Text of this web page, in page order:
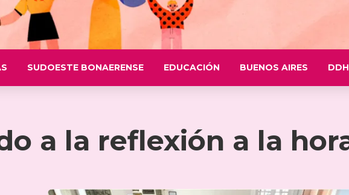
SUDOESTE BONAERENSE EDUCACIÓN BUENOS AIRES
a la reflexión a la